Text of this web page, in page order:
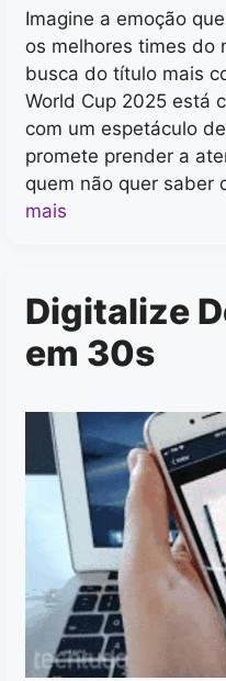
Imagine a emoção
os melhores times do
busca do título mais
World Cup 2025 está
com um espetáculo
promete prender a
quem não quer saber
mais
Digitalize
em 30s